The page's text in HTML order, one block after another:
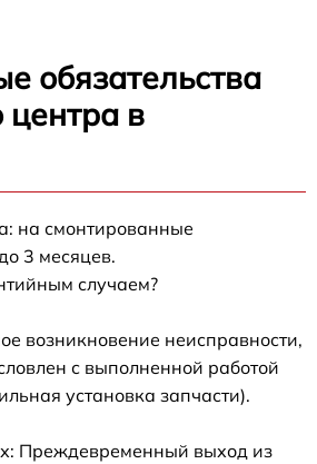
обязательства
центра в
на смонтированные
3 месяцев.
случаем?
возникновение неисправности,
с выполненной работой
установка запчасти).
Преждевременный выход из